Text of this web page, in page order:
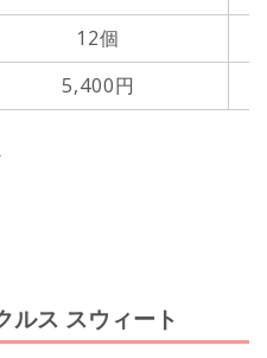
12個
5,400円
ルス スウィート